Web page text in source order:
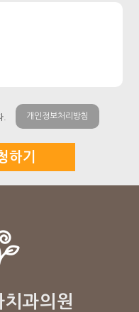
. 개인정보처리방침
치과의원